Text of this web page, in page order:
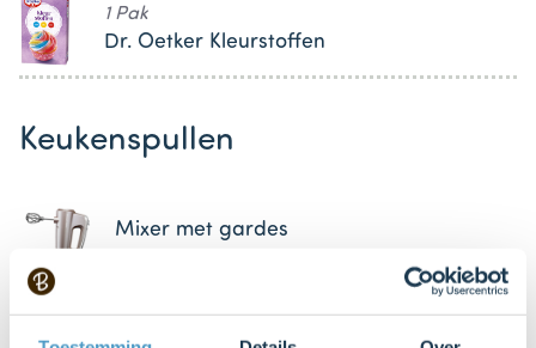
1 Pak
Dr. Oetker Kleurstoffen
Keukenspullen
Mixer met gardes